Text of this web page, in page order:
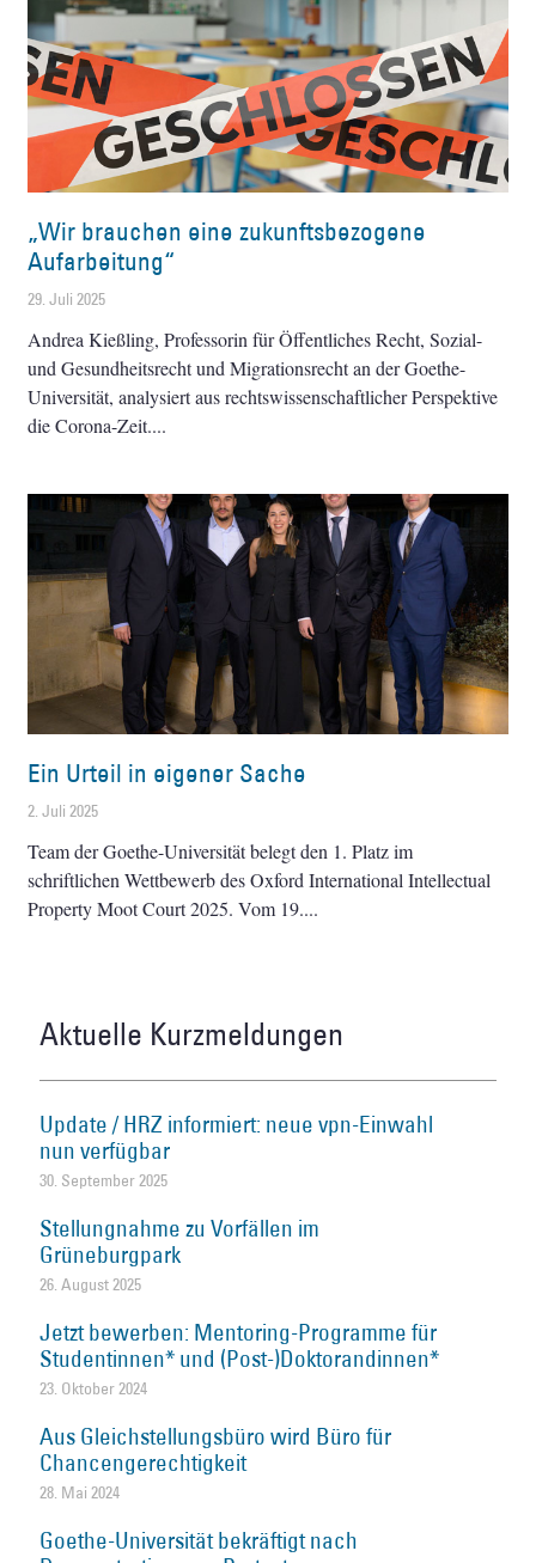
„Wir brauchen eine zukunftsbezogene
Aufarbeitung“
29. Juli 2025
Andrea Kießling, Professorin für Öffentliches Recht, Sozial-
und Gesundheitsrecht und Migrationsrecht an der Goethe-
Universität, analysiert aus rechtswissenschaftlicher Perspektive
die Corona-Zeit.
Ein Urteil in eigener Sache
2. Juli 2025
Team der Goethe-Universität belegt den 1. Platz im
schriftlichen Wettbewerb des Oxford International Intellectual
Property Moot Court 2025. Vom 19.
Aktuelle Kurzmeldungen
Update / HRZ informiert: neue vpn-Einwahl
nun verfügbar
30. September 2025
Stellungnahme zu Vorfällen im
Grüneburgpark
26. August 2025
Jetzt bewerben: Mentoring-Programme für
Studentinnen* und (Post-)Doktorandinnen*
23. Oktober 2024
Aus Gleichstellungsbüro wird Büro für
Chancengerechtigkeit
28. Mai 2024
Goethe-Universität bekräftigt nach